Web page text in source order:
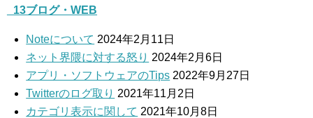
_13ブログ・WEB
Noteについて 2024年2月11日
ネット界隈に対する怒り 2024年2月6日
アプリ・ソフトウェアのTips 2022年9月27日
Twitterのログ取り 2021年11月2日
カテゴリ表示に関して 2021年10月8日